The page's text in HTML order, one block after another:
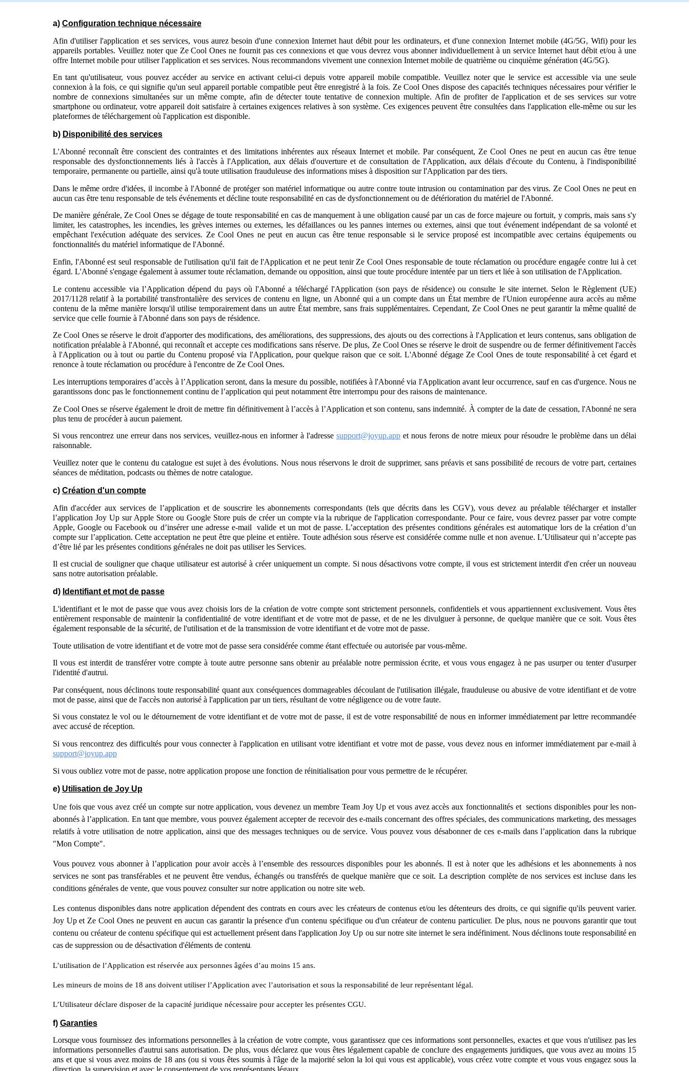
a) Configuration technique nécessaire
Afin d'utiliser l'application et ses services, vous aurez besoin d'une connexion Internet haut débit pour les ordinateurs, et d'une connexion Internet mobile (4G/5G, Wifi) pour les
appareils portables. Veuillez noter que Ze Cool Ones ne fournit pas ces connexions et que vous devrez vous abonner individuellement à un service Internet haut débit et/ou à une
offre Internet mobile pour utiliser l'application et ses services. Nous recommandons vivement une connexion Internet mobile de quatrième ou cinquième génération (4G/5G).
En tant qu'utilisateur, vous pouvez accéder au service en activant celui-ci depuis votre appareil mobile compatible. Veuillez noter que le service est accessible via une seule
connexion à la fois, ce qui signifie qu'un seul appareil portable compatible peut être enregistré à la fois. Ze Cool Ones dispose des capacités techniques nécessaires pour vérifier le
nombre de connexions simultanées sur un même compte, afin de détecter toute tentative de connexion multiple. Afin de profiter de l'application et de ses services sur votre
smartphone ou ordinateur, votre appareil doit satisfaire à certaines exigences relatives à son système. Ces exigences peuvent être consultées dans l'application elle-même ou sur les
plateformes de téléchargement où l'application est disponible.
b) Disponibilité des services
L'Abonné reconnaît être conscient des contraintes et des limitations inhérentes aux réseaux Internet et mobile. Par conséquent, Ze Cool Ones ne peut en aucun cas être tenue
responsable des dysfonctionnements liés à l'accès à l'Application, aux délais d'ouverture et de consultation de l'Application, aux délais d'écoute du Contenu, à l'indisponibilité
temporaire, permanente ou partielle, ainsi qu'à toute utilisation frauduleuse des informations mises à disposition sur l'Application par des tiers.
Dans le même ordre d'idées, il incombe à l'Abonné de protéger son matériel informatique ou autre contre toute intrusion ou contamination par des virus. Ze Cool Ones ne peut en
aucun cas être tenu responsable de tels événements et décline toute responsabilité en cas de dysfonctionnement ou de détérioration du matériel de l'Abonné.
De manière générale, Ze Cool Ones se dégage de toute responsabilité en cas de manquement à une obligation causé par un cas de force majeure ou fortuit, y compris, mais sans s'y
limiter, les catastrophes, les incendies, les grèves internes ou externes, les défaillances ou les pannes internes ou externes, ainsi que tout événement indépendant de sa volonté et
empêchant l'exécution adéquate des services. Ze Cool Ones ne peut en aucun cas être tenue responsable si le service proposé est incompatible avec certains équipements ou
fonctionnalités du matériel informatique de l'Abonné.
Enfin, l'Abonné est seul responsable de l'utilisation qu'il fait de l'Application et ne peut tenir Ze Cool Ones responsable de toute réclamation ou procédure engagée contre lui à cet
égard. L'Abonné s'engage également à assumer toute réclamation, demande ou opposition, ainsi que toute procédure intentée par un tiers et liée à son utilisation de l'Application.
Le contenu accessible via l’Application dépend du pays où l'Abonné a téléchargé l'Application (son pays de résidence) ou consulte le site internet. Selon le Règlement (UE)
2017/1128 relatif à la portabilité transfrontalière des services de contenu en ligne, un Abonné qui a un compte dans un État membre de l'Union européenne aura accès au même
contenu de la même manière lorsqu'il utilise temporairement dans un autre État membre, sans frais supplémentaires. Cependant, Ze Cool Ones ne peut garantir la même qualité de
service que celle fournie à l'Abonné dans son pays de résidence.
Ze Cool Ones se réserve le droit d'apporter des modifications, des améliorations, des suppressions, des ajouts ou des corrections à l'Application et leurs contenus, sans obligation de
notification préalable à l'Abonné, qui reconnaît et accepte ces modifications sans réserve. De plus, Ze Cool Ones se réserve le droit de suspendre ou de fermer définitivement l'accès
à l'Application ou à tout ou partie du Contenu proposé via l'Application, pour quelque raison que ce soit. L'Abonné dégage Ze Cool Ones de toute responsabilité à cet égard et
renonce à toute réclamation ou procédure à l'encontre de Ze Cool Ones.
Les interruptions temporaires d’accès à l’Application seront, dans la mesure du possible, notifiées à l'Abonné via l'Application avant leur occurrence, sauf en cas d'urgence. Nous ne
garantissons donc pas le fonctionnement continu de l’application qui peut notamment être interrompu pour des raisons de maintenance.
Ze Cool Ones se réserve également le droit de mettre fin définitivement à l’accès à l’Application et son contenu, sans indemnité. À compter de la date de cessation, l'Abonné ne sera
plus tenu de procéder à aucun paiement.
Si vous rencontrez une erreur dans nos services, veuillez-nous en informer à l'adresse support@joyup.app et nous ferons de notre mieux pour résoudre le problème dans un délai
raisonnable.
Veuillez noter que le contenu du catalogue est sujet à des évolutions. Nous nous réservons le droit de supprimer, sans préavis et sans possibilité de recours de votre part, certaines
séances de méditation, podcasts ou thèmes de notre catalogue.
c) Création d'un compte
Afin d'accéder aux services de l’application et de souscrire les abonnements correspondants (tels que décrits dans les CGV), vous devez au préalable télécharger et installer
l’application Joy Up sur Apple Store ou Google Store puis de créer un compte via la rubrique de l'application correspondante. Pour ce faire, vous devrez passer par votre compte
Apple, Google ou Facebook ou d’insérer une adresse e-mail valide et un mot de passe.L’acceptation des présentes conditions générales est automatique lors de la création d’un
compte sur l’application. Cette acceptation ne peut être que pleine et entière. Toute adhésion sous réserve est considérée comme nulle et non avenue. L’Utilisateur qui n’accepte pas
d’être lié par les présentes conditions générales ne doit pas utiliser les Services.
Il est crucial de souligner que chaque utilisateur est autorisé à créer uniquement un compte. Si nous désactivons votre compte, il vous est strictement interdit d'en créer un nouveau
sans notre autorisation préalable.
d) Identifiant et mot de passe
L'identifiant et le mot de passe que vous avez choisis lors de la création de votre compte sont strictement personnels, confidentiels et vous appartiennent exclusivement. Vous êtes
entièrement responsable de maintenir la confidentialité de votre identifiant et de votre mot de passe, et de ne les divulguer à personne, de quelque manière que ce soit. Vous êtes
également responsable de la sécurité, de l'utilisation et de la transmission de votre identifiant et de votre mot de passe.
Toute utilisation de votre identifiant et de votre mot de passe sera considérée comme étant effectuée ou autorisée par vous-même.
Il vous est interdit de transférer votre compte à toute autre personne sans obtenir au préalable notre permission écrite, et vous vous engagez à ne pas usurper ou tenter d'usurper
l'identité d'autrui.
Par conséquent, nous déclinons toute responsabilité quant aux conséquences dommageables découlant de l'utilisation illégale, frauduleuse ou abusive de votre identifiant et de votre
mot de passe, ainsi que de l'accès non autorisé à l'application par un tiers, résultant de votre négligence ou de votre faute.
Si vous constatez le vol ou le détournement de votre identifiant et de votre mot de passe, il est de votre responsabilité de nous en informer immédiatement par lettre recommandée
avec accusé de réception.
Si vous rencontrez des difficultés pour vous connecter à l'application en utilisant votre identifiant et votre mot de passe, vous devez nous en informer immédiatement par e-mail à
support@joyup.app
Si vous oubliez votre mot de passe, notre application propose une fonction de réinitialisation pour vous permettre de le récupérer.
e) Utilisation de Joy Up
Une fois que vous avez créé un compte sur notre application, vous devenez un membre Team Joy Up et vous avez accès aux fonctionnalités et sections disponibles pour les non-
abonnés à l’application. En tant que membre, vous pouvez également accepter de recevoir des e-mails concernant des offres spéciales, des communications marketing, des messages
relatifs à votre utilisation de notre application, ainsi que des messages techniques ou de service. Vous pouvez vous désabonner de ces e-mails dans l’application dans la rubrique
"Mon Compte".
Vous pouvez vous abonner à l’application pour avoir accès à l’ensemble des ressources disponibles pour les abonnés. Il est à noter que les adhésions et les abonnements à nos
services ne sont pas transférables et ne peuvent être vendus, échangés ou transférés de quelque manière que ce soit. La description complète de nos services est incluse dans les
conditions générales de vente, que vous pouvez consulter sur notre application ou notre site web.
Les contenus disponibles dans notre application dépendent des contrats en cours avec les créateurs de contenus et/ou les détenteurs des droits, ce qui signifie qu'ils peuvent varier.
Joy Up et Ze Cool Ones ne peuvent en aucun cas garantir la présence d'un contenu spécifique ou d'un créateur de contenu particulier. De plus, nous ne pouvons garantir que tout
contenu ou créateur de contenu spécifique qui est actuellement présent dans l'application Joy Up ou sur notre site internet le sera indéfiniment. Nous déclinons toute responsabilité en
cas de suppression ou de désactivation d'éléments de contenu.
L’utilisation de l’Application est réservée aux personnes âgées d’au moins 15 ans.
Les mineurs de moins de 18 ans doivent utiliser l’Application avec l’autorisation et sous la responsabilité de leur représentant légal.
L’Utilisateur déclare disposer de la capacité juridique nécessaire pour accepter les présentes CGU.
f) Garanties
Lorsque vous fournissez des informations personnelles à la création de votre compte, vous garantissez que ces informations sont personnelles, exactes et que vous n'utilisez pas les
informations personnelles d'autrui sans autorisation. De plus, vous déclarez que vous êtes légalement capable de conclure des engagements juridiques, que vous avez au moins 15
ans et que si vous avez moins de 18 ans (ou si vous êtes soumis à l'âge de la majorité selon la loi qui vous est applicable), vous créez votre compte et vous vous engagez sous la